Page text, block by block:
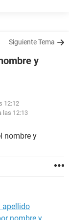
Siguiente Tema
y
12:12
las 12:13
nombre y
apellido